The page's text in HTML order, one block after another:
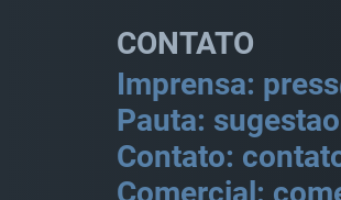
CONTATO
Imprensa:
Pauta:
Contato:
Comercial: